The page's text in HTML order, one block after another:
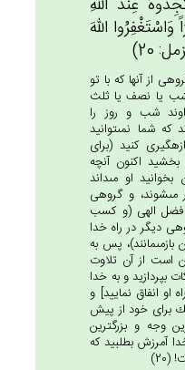
عِنْدَ الله‌ِ
الله‌َ
20)
از آنها كه با تو
يا نصف يا ثلث
شب و روز را
كه شما نمى‏توانيد
كنيد (براى
اكنون آنچه
او مى‏داند
مى‏شوند، و گروهى
فضل الهى (و كسب
ديگر در راه خدا
بازمى‏مانند)، پس به
است از آن تلاوت
بپردازيد و به خدا
انفاق نماييد] و
براى خود از پيش
وجه و بزرگترين
آمرزش بطلبيد كه